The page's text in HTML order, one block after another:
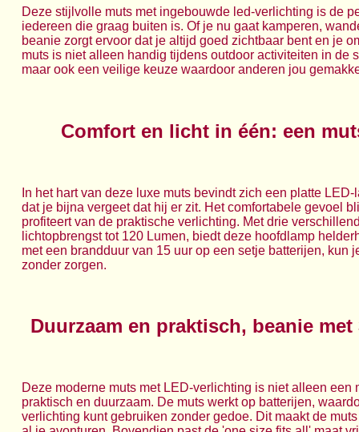
Deze stijlvolle muts met ingebouwde led-verlichting is de
iedereen die graag buiten is. Of je nu gaat kamperen,
beanie zorgt ervoor dat je altijd goed zichtbaar bent en je
muts is niet alleen handig tijdens outdoor activiteiten in de
maar ook een veilige keuze waardoor anderen jou
Comfort en licht in één: een
In het hart van deze luxe muts bevindt zich een platte
dat je bijna vergeet dat hij er zit. Het comfortabele gevoel
profiteert van de praktische verlichting. Met drie
lichtopbrengst tot 120 Lumen, biedt deze hoofdlamp
met een brandduur van 15 uur op een setje batterijen, kun
zonder zorgen.
Duurzaam en praktisch, beanie
Deze moderne muts met LED-verlichting is niet alleen een
praktisch en duurzaam. De muts werkt op batterijen,
verlichting kunt gebruiken zonder gedoe. Dit maakt de